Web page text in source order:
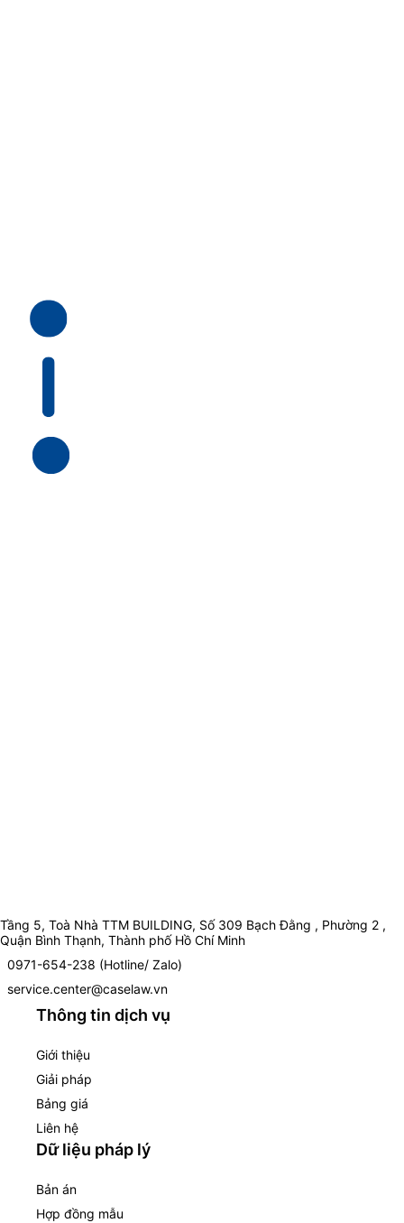
Tầng 5, Toà Nhà TTM BUILDING, Số 309 Bạch Đằng , Phường 2 ,
Quận Bình Thạnh, Thành phố Hồ Chí Minh
0971-654-238 (Hotline/ Zalo)
service.center@caselaw.vn
Thông tin dịch vụ
Giới thiệu
Giải pháp
Bảng giá
Liên hệ
Dữ liệu pháp lý
Bản án
Hợp đồng mẫu